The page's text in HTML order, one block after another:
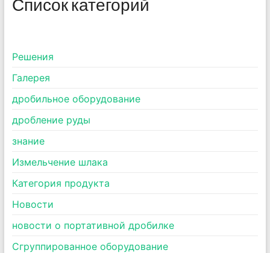
Список категорий
Pешения
Галерея
дробильное оборудование
дробление руды
знание
Измельчение шлака
Категория продукта
Новости
новости о портативной дробилке
Сгруппированное оборудование